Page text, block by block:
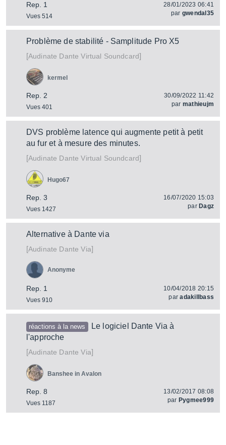
Rep. 1
Vues 514
28/01/2023 06:41
par gwendal35
Problème de stabilité - Samplitude Pro X5
[Audinate Dante Virtual Soundcard]
Rep. 2
Vues 401
kermel
30/09/2022 11:42
par mathieujm
DVS problème latence qui augmente petit à petit
au fur et à mesure des minutes.
[Audinate Dante Virtual Soundcard]
Rep. 3
Vues 1427
Hugo67
16/07/2020 15:03
par Dagz
Alternative à Dante via
[Audinate Dante Via]
Rep. 1
Vues 910
Anonyme
10/04/2018 20:15
paradakillbass
réactions à la news
Le logiciel Dante Via à
l'approche
[Audinate Dante Via]
Rep. 8
Vues 1187
Banshee in Avalon
13/02/2017 08:08
par Pygmee999